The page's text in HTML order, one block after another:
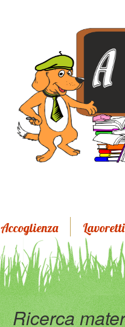
Accoglienza Lavoretti
Ricerca